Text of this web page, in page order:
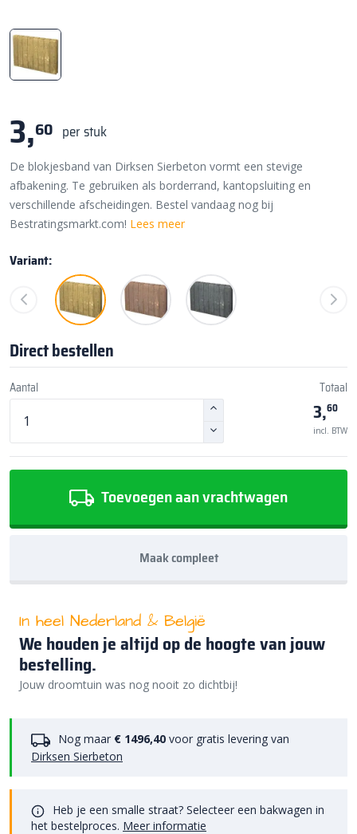
3,60 per stuk
De blokjesband van Dirksen Sierbeton vormt een stevige
afbakening. Te gebruiken als borderrand, kantopsluiting en
verschillende afscheidingen. Bestel vandaag nog bij
Bestratingsmarkt.com! Lees meer
Variant:
Direct bestellen
Aantal Totaal
3,60
incl. BTW
Toevoegen aan vrachtwagen
Maak compleet
In heel Nederland & België
We houden je altijd op de hoogte van jouw
bestelling.
Jouw droomtuin was nog nooit zo dichtbij!
Nog maar € 1496,40 voor gratis levering van
Dirksen Sierbeton
Heb je een smalle straat? Selecteer een bakwagen in
het bestelproces. Meer informatie